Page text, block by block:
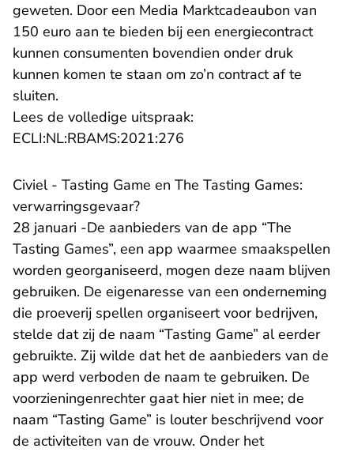
geweten. Door een Media Marktcadeaubon van
150 euro aan te bieden bij een energiecontract
kunnen consumenten bovendien onder druk
kunnen komen te staan om zo’n contract af te
sluiten.
Lees de volledige uitspraak:
ECLI:NL:RBAMS:2021:276
Civiel - Tasting Game en The Tasting Games:
verwarringsgevaar?
28 januari -De aanbieders van de app “The
Tasting Games”, een app waarmee smaakspellen
worden georganiseerd, mogen deze naam blijven
gebruiken. De eigenaresse van een onderneming
die proeverij spellen organiseert voor bedrijven,
stelde dat zij de naam “Tasting Game” al eerder
gebruikte. Zij wilde dat het de aanbieders van de
app werd verboden de naam te gebruiken. De
voorzieningenrechter gaat hier niet in mee; de
naam “Tasting Game” is louter beschrijvend voor
de activiteiten van de vrouw. Onder het